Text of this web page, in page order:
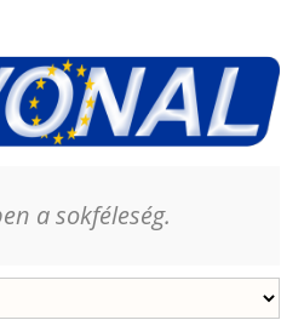
a sokféleség.